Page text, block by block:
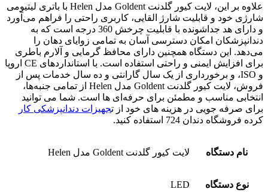
علاوه بر این، لایت کیور گلدنت Goldent مدل Helen با باتری لیتیومی
شارژی خود و قابلیت شارژ القایی، کاربری راحتی را فراهم می‌آورد
و دارای هد جداشونده با قابلیت چرخش 360 درجه است که به
دندانپزشکان امکان دسترسی آسان به تمامی زوایای دهان را
می‌دهد. این دستگاه همچنین دارای محافظ گرمایی و آلارم باطری
برای افزایش ایمنی و راحتی استفاده است. با استانداردهای CE اروپا
و ISO، و برخورداری از یک سال گارانتی و ده سال خدمات پس از
فروش، لایت کیور گلدنت Goldent مدل Helen از تمامی جنبه‌ها،
انتخابی مناسب و مطمئن برای حرفه‌ای‌ ها است. شما می توانید
برای صرفه جویی در هزینه های خود از تجهیزات دندانپزشکی کار
کرده فروشگاه دندان 724 استفاده کنید.
نام دستگاه لایت کیور گلدنت Goldent مدل Helen
نوع دستگاه LED